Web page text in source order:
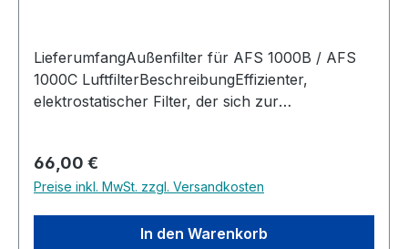
LieferumfangAußenfilter für AFS 1000B / AFS
1000C LuftfilterBeschreibungEffizienter,
elektrostatischer Filter, der sich zur
AFS1000-C Elektrostatischer Außenfilter Weißer
Kartonrahmen Vliesstoff aus Polypropylen und
Polyester
Regulärer Preis:
66,00 €
Preise inkl. MwSt. zzgl. Versandkosten
In den Warenkorb